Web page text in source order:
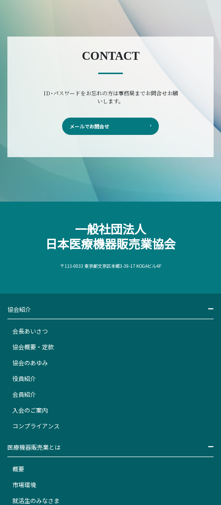
CONTACT
ID･パスワードをお忘れの方は事務局までお問合せお願
いします。
メールでお問合せ
一般社団法人
日本医療機器販売業協会
〒113-0033 東京都文京区本郷3-39-17 KOGAビル4F
協会紹介
会長あいさつ
協会概要・定款
協会のあゆみ
役員紹介
会員紹介
入会のご案内
コンプライアンス
医療機器販売業とは
概要
市場環境
就活生のみなさま